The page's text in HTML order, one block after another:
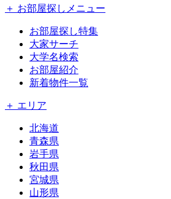
＋ お部屋探しメニュー
お部屋探し特集
大家サーチ
大学名検索
お部屋紹介
新着物件一覧
＋ エリア
北海道
青森県
岩手県
秋田県
宮城県
山形県